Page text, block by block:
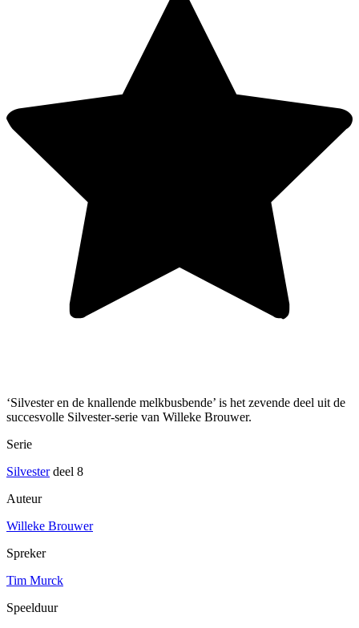
‘Silvester en de knallende melkbusbende’ is het zevende deel uit de
succesvolle Silvester-serie van Willeke Brouwer.
Serie
Silvesterdeel 8
Auteur
Willeke Brouwer
Spreker
Tim Murck
Speelduur